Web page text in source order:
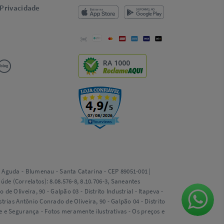
RA 1000
- Blumenau - Santa Catarina - CEP 89051-001 |
(Correlatos): 8.08.576-8, 8.10.706-3, Saneantes
de Oliveira, 90 - Galpão 03 - Distrito Industrial - Itapeva -
Antônio Conrado de Oliveira, 90 - Galpão 04 - Distrito
e Segurança - Fotos meramente ilustrativas - Os preços e